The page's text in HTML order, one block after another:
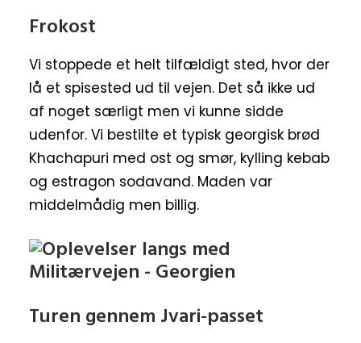
Frokost
Vi stoppede et helt tilfældigt sted, hvor der
lå et spisested ud til vejen. Det så ikke ud
af noget særligt men vi kunne sidde
udenfor. Vi bestilte et typisk georgisk brød
Khachapuri med ost og smør, kylling kebab
og estragon sodavand. Maden var
middelmådig men billig.
Turen gennem Jvari-passet